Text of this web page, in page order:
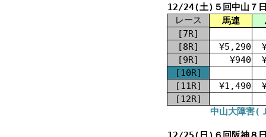
12/24(土)５回中山７
レース
馬連
[7R]
[8R]
¥5,290
[9R]
¥940
[10R]
[11R]
¥1,490
[12R]
中山大障害(